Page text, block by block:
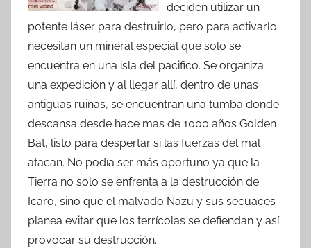
deciden utilizar un
potente láser para destruirlo, pero para activarlo
necesitan un mineral especial que solo se
encuentra en una isla del pacifico. Se organiza
una expedición y al llegar allí, dentro de unas
antiguas ruinas, se encuentran una tumba donde
descansa desde hace mas de 1000 años Golden
Bat, listo para despertar si las fuerzas del mal
atacan. No podía ser más oportuno ya que la
Tierra no solo se enfrenta a la destrucción de
Icaro, sino que el malvado Nazu y sus secuaces
planea evitar que los terrícolas se defiendan y así
provocar su destrucción.